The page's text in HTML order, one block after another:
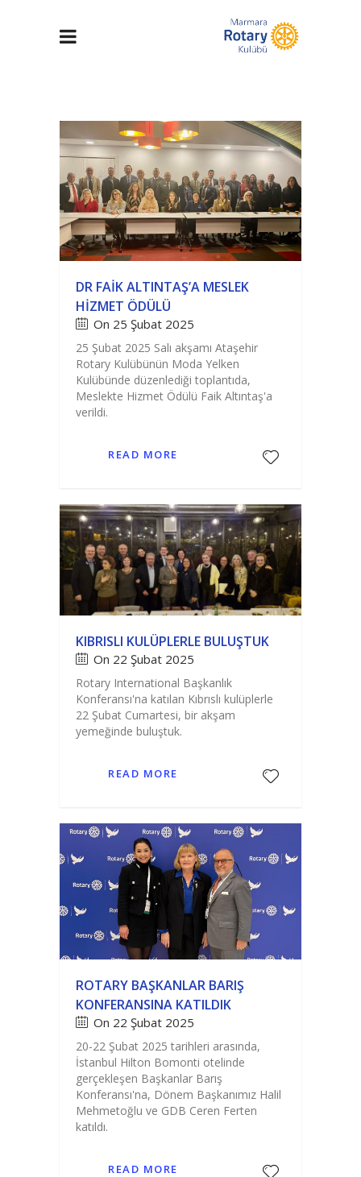
DR FAIK ALTINTAŞ’A MESLEK
HIZMET ÖDÜLÜ
On 25 Şubat 2025
25 Şubat 2025 Salı akşamı Ataşehir
Rotary Kulübünün Moda Yelken
Kulübünde düzenlediği toplantıda,
Meslekte Hizmet Ödülü Faik Altıntaş'a
verildi.
READ MORE
KIBRISLI KULÜPLERLE BULUŞTUK
On 22 Şubat 2025
Rotary International Başkanlık
Konferansı'na katılan Kıbrıslı kulüplerle
22 Şubat Cumartesi, bir akşam
yemeğinde buluştuk.
READ MORE
ROTARY BAŞKANLAR BARIŞ
KONFERANSINA KATILDIK
On 22 Şubat 2025
20-22 Şubat 2025 tarihleri arasında,
İstanbul Hilton Bomonti otelinde
gerçekleşen Başkanlar Barış
Konferansı'na, Dönem Başkanımız Halil
Mehmetoğlu ve GDB Ceren Ferten
katıldı.
READ MORE